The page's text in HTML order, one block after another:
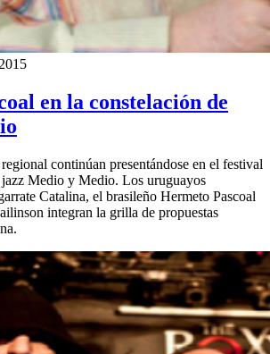
en la constelación de
continúan presentándose en el festival
Medio y Medio. Los uruguayos
Catalina, el brasileño Hermeto Pascoal
integran la grilla de propuestas